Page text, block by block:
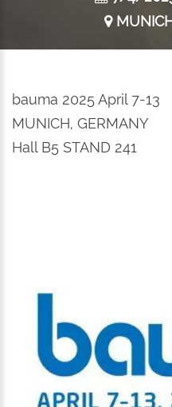
bauma 2025 April 7-13
MUNICH, GERMANY
Hall B5 STAND 241